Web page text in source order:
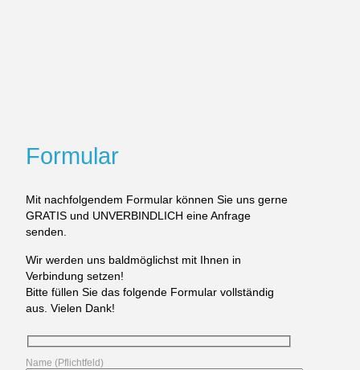
Formular
Mit nachfolgendem Formular können Sie uns gerne
GRATIS und UNVERBINDLICH eine Anfrage
senden.
Wir werden uns baldmöglichst mit Ihnen in
Verbindung setzen!
Bitte füllen Sie das folgende Formular vollständig
aus. Vielen Dank!
Name (Pflichtfeld)